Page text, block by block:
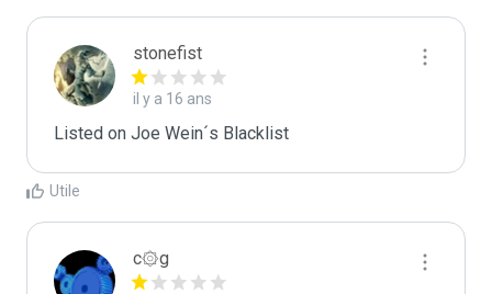
stonefist
il y a 16 ans
Listed on Joe Wein´s Blacklist
Utile
c۞g